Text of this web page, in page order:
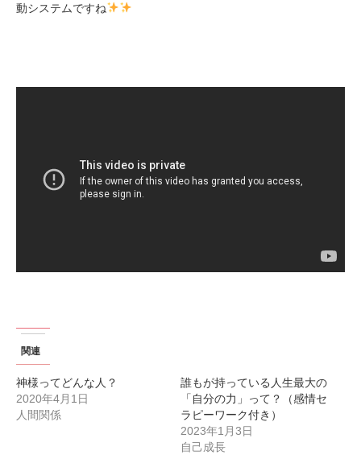
動システムですね
関連
神様ってどんな人？
2020年4月1日
人間関係
誰もが持っている人生最大の
「自分の力」って？（感情セ
ラピーワーク付き）
2023年1月3日
自己成長